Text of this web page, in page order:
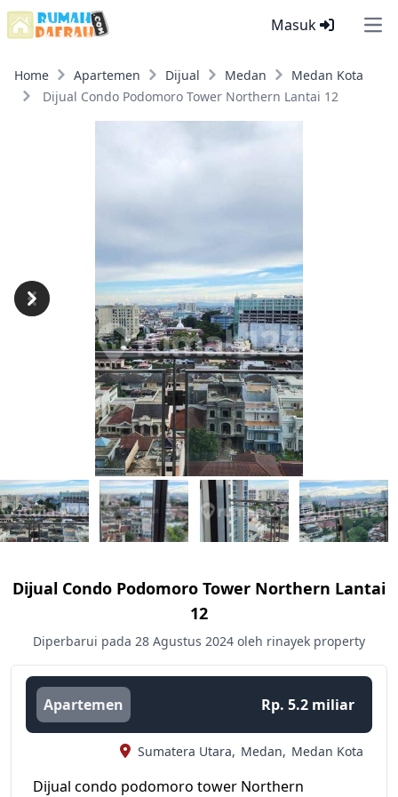
Masuk
Home Apartemen Dijual Medan
Medan Kota
Dijual Condo Podomoro Tower Northern Lantai 12
Previous
Next
Dijual Condo Podomoro Tower Northern Lantai
12
Diperbarui pada 28 Agustus 2024 oleh rinayek property
Apartemen Rp. 5.2 miliar
Sumatera Utara, Medan, Medan Kota
Dijual condo podomoro tower Northern